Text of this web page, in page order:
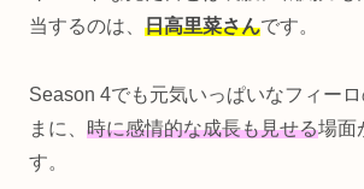
当するのは、 日高里菜さんです。
Season 4でも元気いっぱいなフィー
まに、 時に感情的な成長も見せる場面
す。